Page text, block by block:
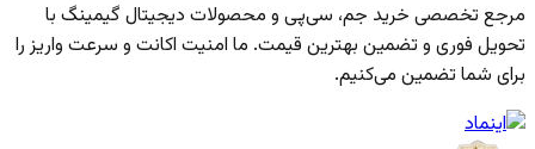
مرجع تخصصی خرید جم، سی‌پی و محصولات دیجیتال گیمینگ با
تحویل فوری و تضمین بهترین قیمت. ما امنیت اکانت و سرعت واریز را
برای شما تضمین می‌کنیم.